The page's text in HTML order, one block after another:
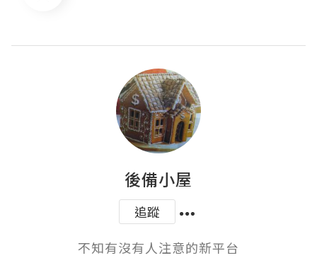
後備小屋
追蹤
不知有沒有人注意的新平台